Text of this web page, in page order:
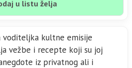
u listu želja
voditeljka kultne emisije
vežbe i recepte koji su joj
iz privatnog ali i